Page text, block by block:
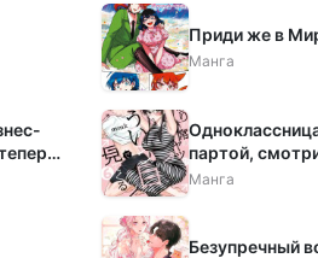
Приди же в
Манга
партой,
взглядом
Манга
Безупречный